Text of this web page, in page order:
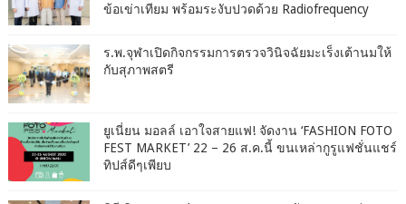
ข้อเข่าเทียม พร้อมระงับปวดด้วย Radiofrequency
ร.พ.จุฬาเปิดกิจกรรมการตรวจวินิจฉัยมะเร็งเต้านมให้
กับสุภาพสตรี
ยูเนี่ยน มอลล์ เอาใจสายแฟ! จัดงาน ‘FASHION FOTO
FEST MARKET’ 22 – 26 ส.ค.นี้ ขนเหล่ากูรูแฟชั่นแชร์
ทิปส์ดีๆเพียบ